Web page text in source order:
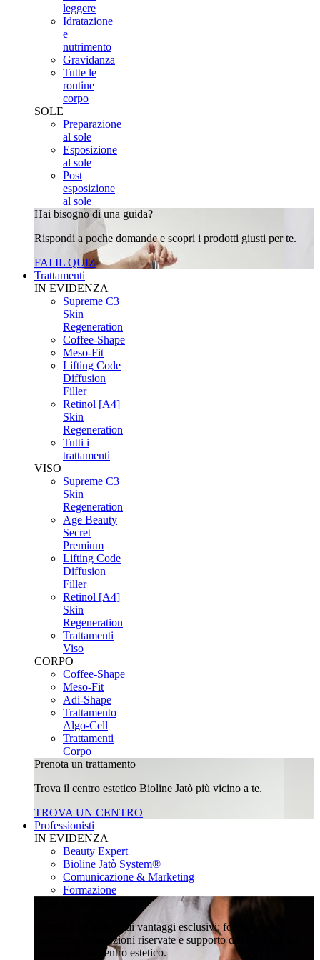
leggere
Idratazione
e
nutrimento
Gravidanza
Tutte le
routine
corpo
SOLE
Preparazione
al sole
Esposizione
al sole
Post
esposizione
al sole
Hai bisogno di una guida?
Rispondi a poche domande e scopri i prodotti giusti per te.
FAI IL QUIZ
Trattamenti
IN EVIDENZA
Supreme C3
Skin
Regeneration
Coffee-Shape
Meso-Fit
Lifting Code
Diffusion
Filler
Retinol [A4]
Skin
Regeneration
Tutti i
trattamenti
VISO
Supreme C3
Skin
Regeneration
Age Beauty
Secret
Premium
Lifting Code
Diffusion
Filler
Retinol [A4]
Skin
Regeneration
Trattamenti
Viso
CORPO
Coffee-Shape
Meso-Fit
Adi-Shape
Trattamento
Algo-Cell
Trattamenti
Corpo
Prenota un trattamento
Trova il centro estetico Bioline Jatò più vicino a te.
TROVA UN CENTRO
Professionisti
IN EVIDENZA
Beauty Expert
Bioline Jatò System®
Comunicazione & Marketing
Formazione
Accedi a un mondo di vantaggi esclusivi: formazione
certificata, promozioni riservate e supporto dedicato per far
crescere il tuo centro estetico.